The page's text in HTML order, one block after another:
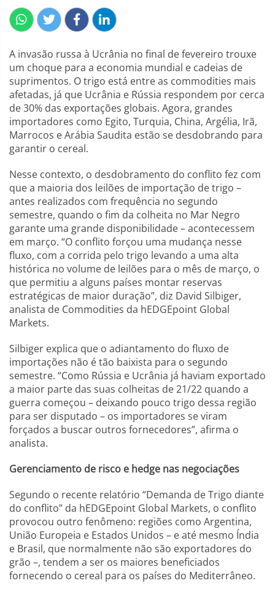
A invasão russa à Ucrânia no final de fevereiro trouxe
um choque para a economia mundial e cadeias de
suprimentos. O trigo está entre as commodities mais
afetadas, já que Ucrânia e Rússia respondem por cerca
de 30% das exportações globais. Agora, grandes
importadores como Egito, Turquia, China, Argélia, Irã,
Marrocos e Arábia Saudita estão se desdobrando para
garantir o cereal.
Nesse contexto, o desdobramento do conflito fez com
que a maioria dos leilões de importação de trigo –
antes realizados com frequência no segundo
semestre, quando o fim da colheita no Mar Negro
garante uma grande disponibilidade – acontecessem
em março. “O conflito forçou uma mudança nesse
fluxo, com a corrida pelo trigo levando a uma alta
histórica no volume de leilões para o mês de março, o
que permitiu a alguns países montar reservas
estratégicas de maior duração”, diz David Silbiger,
analista de Commodities da hEDGEpoint Global
Markets.
Silbiger explica que o adiantamento do fluxo de
importações não é tão baixista para o segundo
semestre. “Como Rússia e Ucrânia já haviam exportado
a maior parte das suas colheitas de 21/22 quando a
guerra começou – deixando pouco trigo dessa região
para ser disputado – os importadores se viram
forçados a buscar outros fornecedores”, afirma o
analista.
Gerenciamento de risco e hedge nas negociações
Segundo o recente relatório “Demanda de Trigo diante
do conflito” da hEDGEpoint Global Markets, o conflito
provocou outro fenômeno: regiões como Argentina,
União Europeia e Estados Unidos – e até mesmo Índia
e Brasil, que normalmente não são exportadores do
grão –, tendem a ser os maiores beneficiados
fornecendo o cereal para os países do Mediterrâneo.